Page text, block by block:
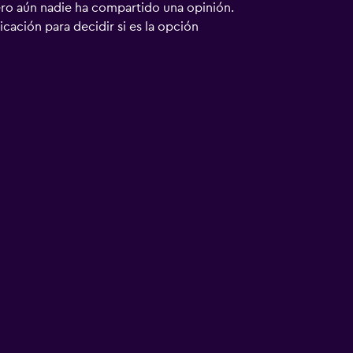
aún nadie ha compartido una opinión.
para decidir si es la opción